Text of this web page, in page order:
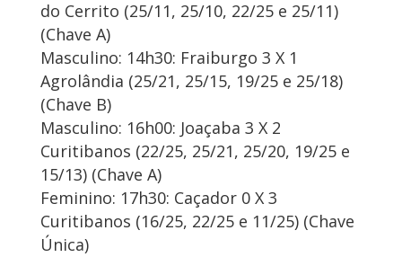
do Cerrito (25/11, 25/10, 22/25 e 25/11)
(Chave A)
Masculino: 14h30: Fraiburgo 3 X 1
Agrolândia (25/21, 25/15, 19/25 e 25/18)
(Chave B)
Masculino: 16h00: Joaçaba 3 X 2
Curitibanos (22/25, 25/21, 25/20, 19/25 e
15/13) (Chave A)
Feminino: 17h30: Caçador 0 X 3
Curitibanos (16/25, 22/25 e 11/25) (Chave
Única)